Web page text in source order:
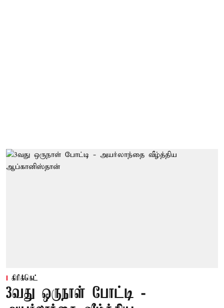
கிரிக்கெட்
3வது ஒருநாள் போட்டி -